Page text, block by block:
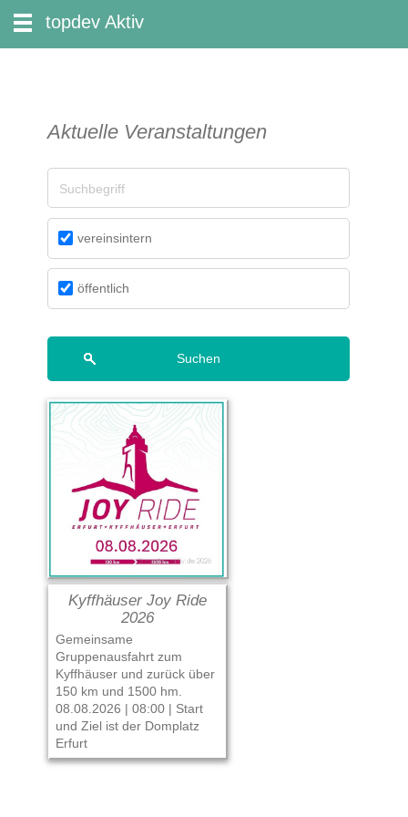
Suche: topdev Aktiv
Aktuelle Veranstaltungen
Suchbegriff
vereinsintern
öffentlich
Suchen
Kyffhäuser Joy Ride
2026
Gemeinsame
Gruppenausfahrt zum
Kyffhäuser und zurück über
150 km und 1500 hm.
08.08.2026 | 08:00 | Start
und Ziel ist der Domplatz
Erfurt